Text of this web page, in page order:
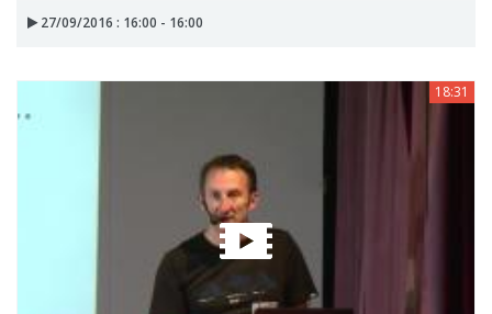
27/09/2016 : 16:00 - 16:00
18:31